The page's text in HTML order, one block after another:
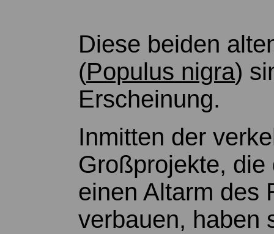
Diese beiden
(Populus nigra)
Erscheinung.
Inmitten der
Großprojekte,
einen Altarm des
verbauen, haben